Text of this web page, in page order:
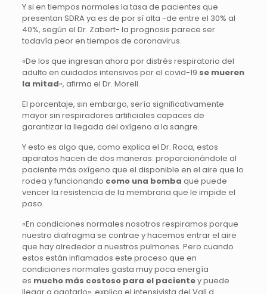
Y si en tiempos normales la tasa de pacientes que
presentan SDRA ya es de por sí alta -de entre el 30% al
40%, según el Dr. Zabert- la prognosis parece ser
todavía peor en tiempos de coronavirus.
«De los que ingresan ahora por distrés respiratorio del
adulto en cuidados intensivos por el covid-19 se mueren
la mitad«, afirma el Dr. Morell.
El porcentaje, sin embargo, sería significativamente
mayor sin respiradores artificiales capaces de
garantizar la llegada del oxígeno a la sangre.
Y esto es algo que, como explica el Dr. Roca, estos
aparatos hacen de dos maneras: proporcionándole al
paciente más oxígeno que el disponible en el aire que lo
rodea y funcionando como una bomba que puede
vencer la resistencia de la membrana que le impide el
paso.
«En condiciones normales nosotros respiramos porque
nuestro diafragma se contrae y hacemos entrar el aire
que hay alrededor a nuestros pulmones. Pero cuando
estos están inflamados este proceso que en
condiciones normales gasta muy poca energía
es mucho más costoso para el pacientey puede